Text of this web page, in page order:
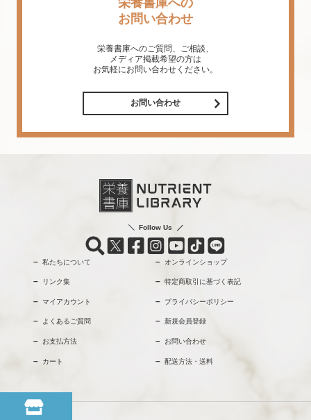
お問い合わせ
栄養書庫へのご質問、ご相談、
メディア掲載希望の方は
お気軽にお問い合わせください。
お問い合わせ
Follow Us
私たちについて オンラインショップ
リンク集 特定商取引に基づく表記
マイアカウント プライバシーポリシー
よくあるご質問 新規会員登録
お支払方法 お問い合わせ
カート 配送方法・送料